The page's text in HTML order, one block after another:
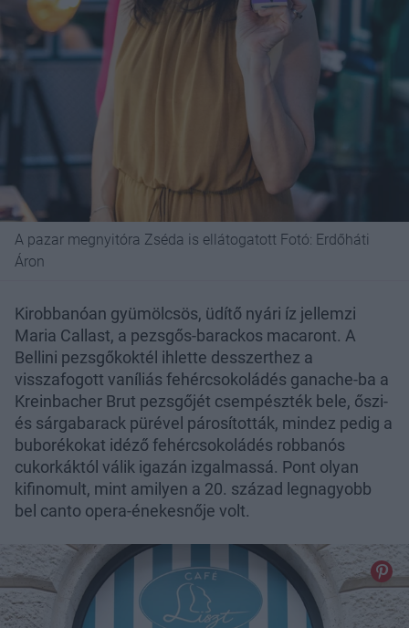
A pazar megnyitóra Zséda is ellátogatott Fotó: Erdőháti
Áron
Kirobbanóan gyümölcsös, üdítő nyári íz jellemzi
Maria Callast, a pezsgős-barackos macaront. A
Bellini pezsgőkoktél ihlette desszerthez a
visszafogott vaníliás fehércsokoládés ganache-ba a
Kreinbacher Brut pezsgőjét csempészték bele, őszi-
és sárgabarack pürével párosították, mindez pedig a
buborékokat idéző fehércsokoládés robbanós
cukorkáktól válik igazán izgalmassá. Pont olyan
kifinomult, mint amilyen a 20. század legnagyobb
bel canto opera-énekesnője volt.